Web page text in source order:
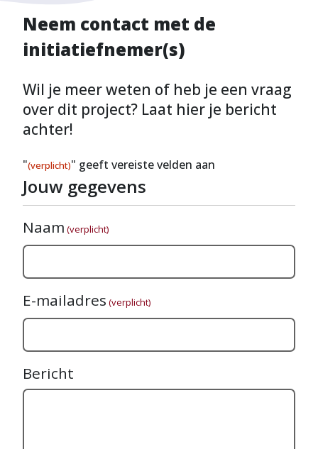
Neem contact met de
initiatiefnemer(s)
Wil je meer weten of heb je een vraag
over dit project? Laat hier je bericht
achter!
"(verplicht)" geeft vereiste velden aan
Jouw gegevens
Naam (verplicht)
E-mailadres (verplicht)
Bericht